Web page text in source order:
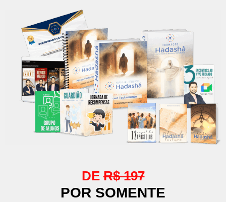
DER$ 197
POR SOMENTE